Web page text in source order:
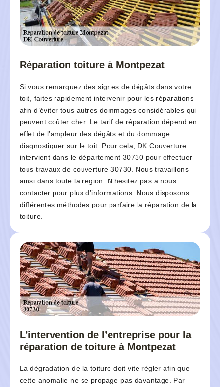
Réparation toiture à Montpezat
Si vous remarquez des signes de dégâts dans votre
toit, faites rapidement intervenir pour les réparations
afin d’éviter tous autres dommages considérables qui
peuvent coûter cher. Le tarif de réparation dépend en
effet de l’ampleur des dégâts et du dommage
diagnostiquer sur le toit. Pour cela, DK Couverture
intervient dans le département 30730 pour effectuer
tous travaux de couverture 30730. Nous travaillons
ainsi dans toute la région. N’hésitez pas à nous
contacter pour plus d’informations. Nous disposons
différentes méthodes pour parfaire la réparation de la
toiture.
L’intervention de l’entreprise pour la
réparation de toiture à Montpezat
La dégradation de la toiture doit vite régler afin que
cette anomalie ne se propage pas davantage. Par